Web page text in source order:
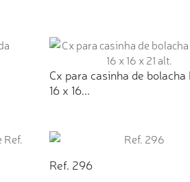
Cx para casinha de bolacha
16 x 16...
Ref. 296